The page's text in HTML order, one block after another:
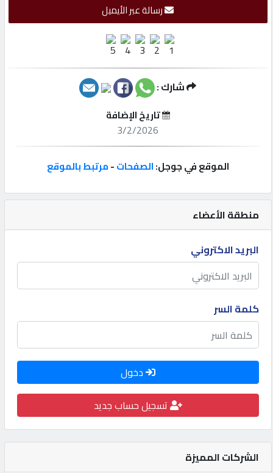
إبحث
إتصل
كيو
كيو
نمبر
كيو
كارز
كيو
الدليل
القطري
منطقة الأعضاء
البريد الاكتروني
كلمة السر
دخول
تسجيل حساب جديد
الشركات المميزة
رسالة عبر الأيميل
شارك :
تاريخ الإضافة
3/2/2026
الموقع في جوجل:الصفحات-مرتبط بالموقع